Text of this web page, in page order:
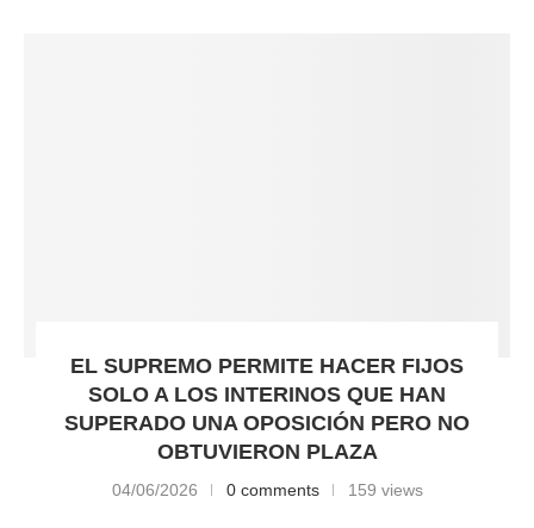
EL SUPREMO PERMITE HACER FIJOS
SOLO A LOS INTERINOS QUE HAN
SUPERADO UNA OPOSICIÓN PERO NO
OBTUVIERON PLAZA
04/06/2026 0 comments 159 views